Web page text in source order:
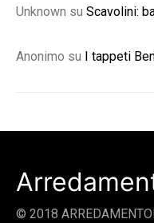
Unknown su Scavolini:
Anonimo su I tappeti
© 2018